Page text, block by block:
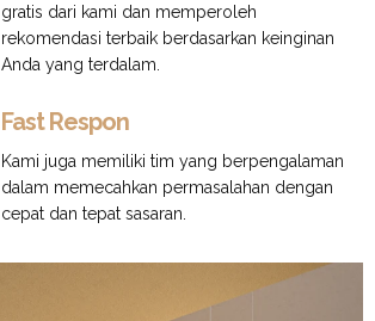
gratis dari kami dan memperoleh
rekomendasi terbaik berdasarkan keinginan
Anda yang terdalam.
Fast Respon
Kami juga memiliki tim yang berpengalaman
dalam memecahkan permasalahan dengan
cepat dan tepat sasaran.